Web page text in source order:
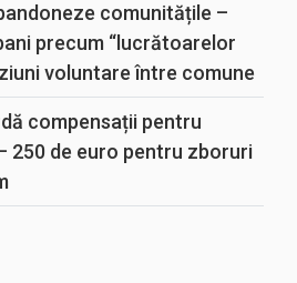
comunitățile –
precum “lucrătoarelor
voluntare între comune
compensații pentru
250 de euro pentru zboruri